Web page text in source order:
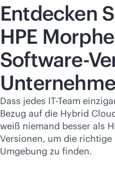
Entdecken
HPE
Software-
Dass jedes IT-Team
Bezug auf die Hybrid
weiß niemand besser als
Versionen, um die
Umgebung zu finden.